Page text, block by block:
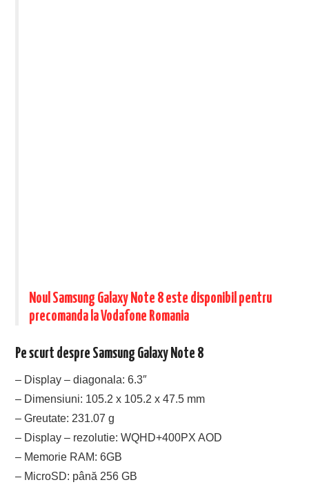
Noul Samsung Galaxy Note 8 este disponibil pentru
precomanda la Vodafone Romania
Pe scurt despre Samsung Galaxy Note 8
– Display – diagonala: 6.3″
– Dimensiuni: 105.2 x 105.2 x 47.5 mm
– Greutate: 231.07 g
– Display – rezolutie: WQHD+400PX AOD
– Memorie RAM: 6GB
– MicroSD: până 256 GB